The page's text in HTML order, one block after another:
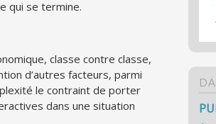
qui se termine.
classe contre classe,
d’autres facteurs, parmi
le contraint de porter
dans une situation